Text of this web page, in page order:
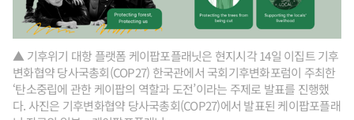
▲ 기후위기 대항 플랫폼 케이팝포플래닛은 현지시각 14일 이집트 기후
변화협약 당사국총회(COP27) 한국관에서 국회기후변화포럼이 주최한
‘탄소중립에 관한 케이팝의 역할과 도전’이라는 주제로 발표를 진행했
다. 사진은 기후변화협약 당사국총회(COP27)에서 발표된 케이팝포플래